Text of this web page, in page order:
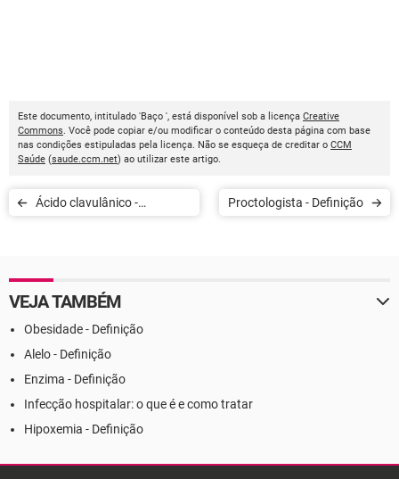
Este documento, intitulado 'Baço ', está disponível sob a licença Creative
Commons. Você pode copiar e/ou modificar o conteúdo desta página com base
nas condições estipuladas pela licença. Não se esqueça de creditar o CCM
Saúde (saude.ccm.net) ao utilizar este artigo.
Ácido clavulânico -
Proctologista - Definição
VEJA TAMBÉM
Obesidade - Definição
Alelo - Definição
Enzima - Definição
Infecção hospitalar: o que é e como tratar
Hipoxemia - Definição